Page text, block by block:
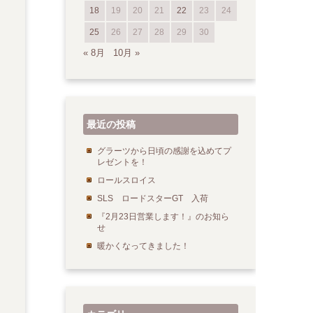
18 19 20 21 22 23 24
25 26 27 28 29 30
« 8月 10月 »
最近の投稿
グラーツから日頃の感謝を込めてプ
レゼントを！
ロールスロイス
SLS ロードスターGT 入荷
『2月23日営業します！』のお知ら
せ
暖かくなってきました！